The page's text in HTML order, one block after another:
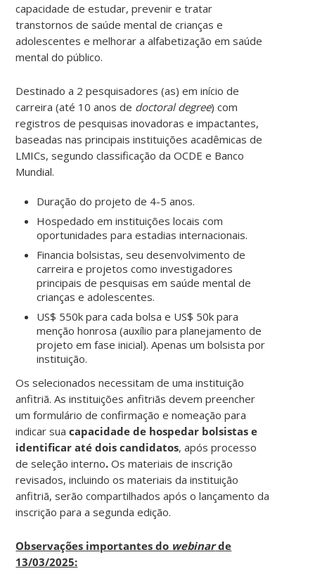
capacidade de estudar, prevenir e tratar
transtornos de saúde mental de crianças e
adolescentes e melhorar a alfabetização em saúde
mental do público.
Destinado a 2 pesquisadores (as) em início de
carreira (até 10 anos de doctoral degree) com
registros de pesquisas inovadoras e impactantes,
baseadas nas principais instituições acadêmicas de
LMICs, segundo classificação da OCDE e Banco
Mundial.
Duração do projeto de 4-5 anos.
Hospedado em instituições locais com
oportunidades para estadias internacionais.
Financia bolsistas, seu desenvolvimento de
carreira e projetos como investigadores
principais de pesquisas em saúde mental de
crianças e adolescentes.
US$ 550k para cada bolsa e US$ 50k para
menção honrosa (auxílio para planejamento de
projeto em fase inicial). Apenas um bolsista por
instituição.
Os selecionados necessitam de uma instituição
anfitriã. As instituições anfitriãs devem preencher
um formulário de confirmação e nomeação para
indicar suacapacidade de hospedar bolsistas e
identificar até dois candidatos, após processo
de seleção interno. Os materiais de inscrição
revisados, incluindo os materiais da instituição
anfitriã, serão compartilhados após o lançamento da
inscrição para a segunda edição.
Observações importantes do webinarde
13/03/2025: